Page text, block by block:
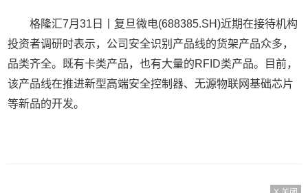
格隆汇7月31日丨复旦微电(688385.SH)近期在接待机构
投资者调研时表示，公司安全识别产品线的货架产品众多，
品类齐全。既有卡类产品，也有大量的RFID类产品。目前，
该产品线在推进新型高端安全控制器、无源物联网基础芯片
等新品的开发。